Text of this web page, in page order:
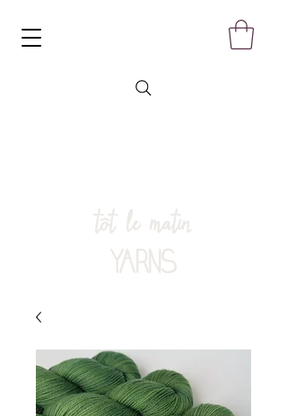
tôt le matin
YARNS